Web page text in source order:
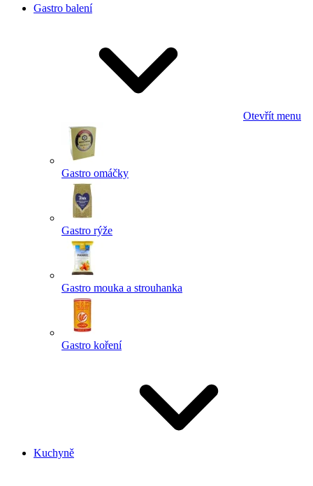
Gastro balení
Otevřít menu
Gastro omáčky
Gastro rýže
Gastro mouka a strouhanka
Gastro koření
Kuchyně